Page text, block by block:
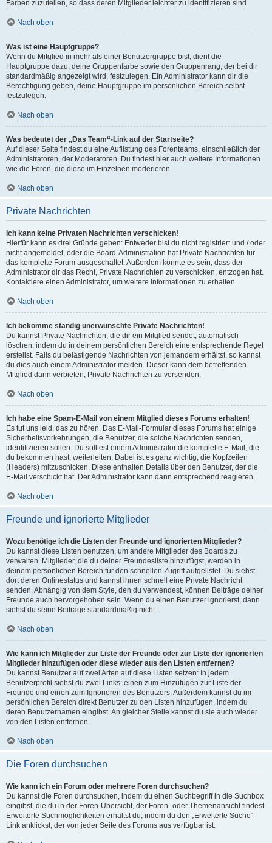
Farben zuzuteilen, so dass deren Mitglieder leichter zu identifizieren sind.
Nach oben
Was ist eine Hauptgruppe?
Wenn du Mitglied in mehr als einer Benutzergruppe bist, dient die
Hauptgruppe dazu, deine Gruppenfarbe sowie den Gruppenrang, der bei dir
standardmäßig angezeigt wird, festzulegen. Ein Administrator kann dir die
Berechtigung geben, deine Hauptgruppe im persönlichen Bereich selbst
festzulegen.
Nach oben
Was bedeutet der „Das Team“-Link auf der Startseite?
Auf dieser Seite findest du eine Auflistung des Forenteams, einschließlich der
Administratoren, der Moderatoren. Du findest hier auch weitere Informationen
wie die Foren, die diese im Einzelnen moderieren.
Nach oben
Private Nachrichten
Ich kann keine Privaten Nachrichten verschicken!
Hierfür kann es drei Gründe geben: Entweder bist du nicht registriert und / oder
nicht angemeldet, oder die Board-Administration hat Private Nachrichten für
das komplette Forum ausgeschaltet. Außerdem könnte es sein, dass der
Administrator dir das Recht, Private Nachrichten zu verschicken, entzogen hat.
Kontaktiere einen Administrator, um weitere Informationen zu erhalten.
Nach oben
Ich bekomme ständig unerwünschte Private Nachrichten!
Du kannst Private Nachrichten, die dir ein Mitglied sendet, automatisch
löschen, indem du in deinem persönlichen Bereich eine entsprechende Regel
erstellst. Falls du belästigende Nachrichten von jemandem erhältst, so kannst
du dies auch einem Administrator melden. Dieser kann dem betreffenden
Mitglied dann verbieten, Private Nachrichten zu versenden.
Nach oben
Ich habe eine Spam-E-Mail von einem Mitglied dieses Forums erhalten!
Es tut uns leid, das zu hören. Das E-Mail-Formular dieses Forums hat einige
Sicherheitsvorkehrungen, die Benutzer, die solche Nachrichten senden,
identifizieren sollen. Du solltest einem Administrator die komplette E-Mail, die
du bekommen hast, weiterleiten. Dabei ist es ganz wichtig, die Kopfzeilen
(Headers) mitzuschicken. Diese enthalten Details über den Benutzer, der die
E-Mail verschickt hat. Der Administrator kann dann entsprechend reagieren.
Nach oben
Freunde und ignorierte Mitglieder
Wozu benötige ich die Listen der Freunde und ignorierten Mitglieder?
Du kannst diese Listen benutzen, um andere Mitglieder des Boards zu
verwalten. Mitglieder, die du deiner Freundesliste hinzufügst, werden in
deinem persönlichen Bereich für den schnellen Zugriff aufgelistet. Du siehst
dort deren Onlinestatus und kannst ihnen schnell eine Private Nachricht
senden. Abhängig von dem Style, den du verwendest, können Beiträge deiner
Freunde auch hervorgehoben sein. Wenn du einen Benutzer ignorierst, dann
siehst du seine Beiträge standardmäßig nicht.
Nach oben
Wie kann ich Mitglieder zur Liste der Freunde oder zur Liste der ignorierten
Mitglieder hinzufügen oder diese wieder aus den Listen entfernen?
Du kannst Benutzer auf zwei Arten auf diese Listen setzen: In jedem
Benutzerprofil siehst du zwei Links: einen zum Hinzufügen zur Liste der
Freunde und einen zum Ignorieren des Benutzers. Außerdem kannst du im
persönlichen Bereich direkt Benutzer zu den Listen hinzufügen, indem du
deren Benutzernamen eingibst. An gleicher Stelle kannst du sie auch wieder
von den Listen entfernen.
Nach oben
Die Foren durchsuchen
Wie kann ich ein Forum oder mehrere Foren durchsuchen?
Du kannst die Foren durchsuchen, indem du einen Suchbegriff in die Suchbox
eingibst, die du in der Foren-Übersicht, der Foren- oder Themenansicht findest.
Erweiterte Suchmöglichkeiten erhältst du, indem du den „Erweiterte Suche“-
Link anklickst, der von jeder Seite des Forums aus verfügbar ist.